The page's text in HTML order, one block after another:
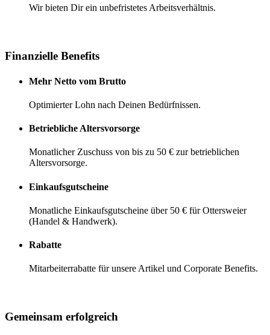
Wir bieten Dir ein unbefristetes Arbeitsverhältnis.
Finanzielle Benefits
Mehr Netto vom Brutto
Optimierter Lohn nach Deinen Bedürfnissen.
Betriebliche Altersvorsorge
Monatlicher Zuschuss von bis zu 50 € zur betrieblichen
Altersvorsorge.
Einkaufsgutscheine
Monatliche Einkaufsgutscheine über 50 € für Ottersweier
(Handel & Handwerk).
Rabatte
Mitarbeiterrabatte für unsere Artikel und Corporate Benefits.
Gemeinsam erfolgreich